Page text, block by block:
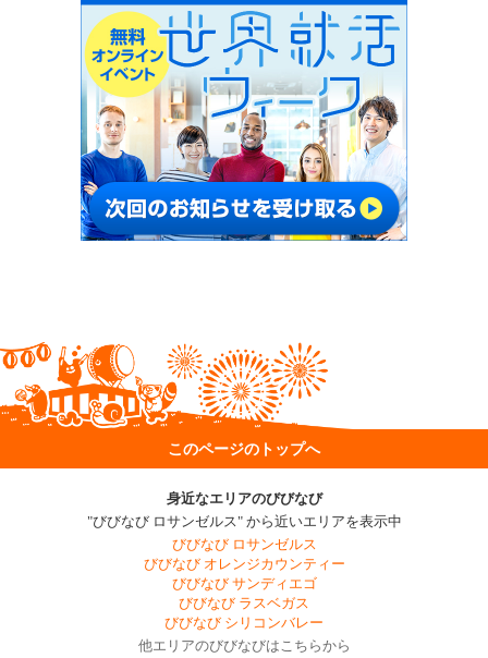
このページのトップへ
身近なエリアのびびなび
"びびなび ロサンゼルス" から近いエリアを表示中
びびなび ロサンゼルス
びびなび オレンジカウンティー
びびなび サンディエゴ
びびなび ラスベガス
びびなび シリコンバレー
他エリアのびびなびはこちらから